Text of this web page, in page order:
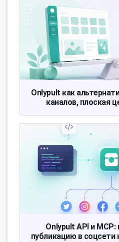
Onlypult как
каналов, плоская
Onlypult API и
публикацию в соцсети